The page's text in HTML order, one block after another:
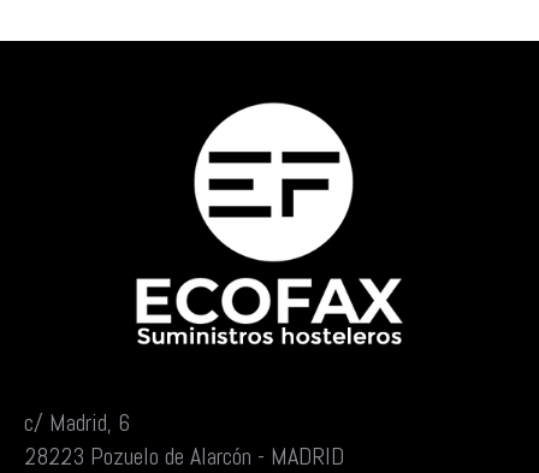
c/ Madrid, 6
28223 Pozuelo de Alarcón - MADRID